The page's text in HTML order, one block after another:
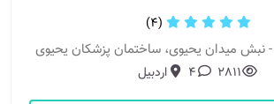
(4)
2811
4 اردبیل